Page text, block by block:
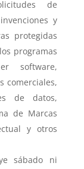
de
y
protegidas
programas
software,
comerciales,
de datos,
de Marcas
y otros
sábado ni